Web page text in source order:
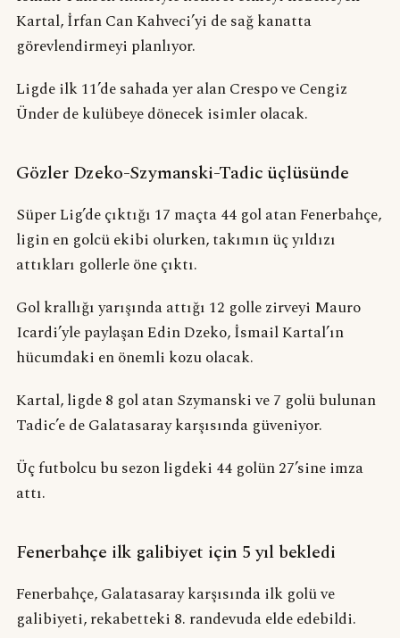
Kartal, İrfan Can Kahveci’yi de sağ kanatta
görevlendirmeyi planlıyor.
Ligde ilk 11’de sahada yer alan Crespo ve Cengiz
Ünder de kulübeye dönecek isimler olacak.
Gözler Dzeko-Szymanski-Tadic üçlüsünde
Süper Lig’de çıktığı 17 maçta 44 gol atan Fenerbahçe,
ligin en golcü ekibi olurken, takımın üç yıldızı
attıkları gollerle öne çıktı.
Gol krallığı yarışında attığı 12 golle zirveyi Mauro
Icardi’yle paylaşan Edin Dzeko, İsmail Kartal’ın
hücumdaki en önemli kozu olacak.
Kartal, ligde 8 gol atan Szymanski ve 7 golü bulunan
Tadic’e de Galatasaray karşısında güveniyor.
Üç futbolcu bu sezon ligdeki 44 golün 27’sine imza
attı.
Fenerbahçe ilk galibiyet için 5 yıl bekledi
Fenerbahçe, Galatasaray karşısında ilk golü ve
galibiyeti, rekabetteki 8. randevuda elde edebildi.